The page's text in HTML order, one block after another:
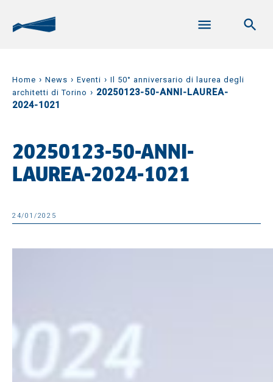
Home › News › Eventi › Il 50° anniversario di laurea degli
architetti di Torino › 20250123-50-ANNI-LAUREA-
2024-1021
20250123-50-ANNI-
LAUREA-2024-1021
24/01/2025